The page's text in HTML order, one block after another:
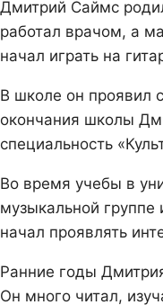
Дмитрий Саймс
работал врачом, а
начал играть на
В школе он проявил
окончания школы
специальность
Во время учебы в
музыкальной группе
начал проявлять
Ранние годы
Он много читал,